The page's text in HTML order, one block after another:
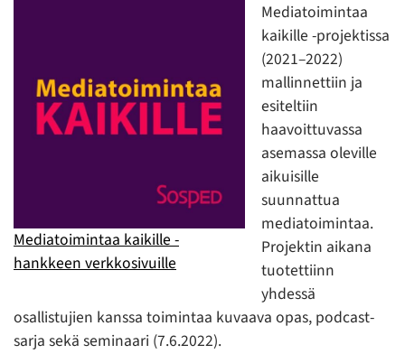
Mediatoimintaa kaikille -
hankkeen verkkosivuille
Mediatoimintaa
kaikille -projektissa
(2021–2022)
mallinnettiin ja
esiteltiin
haavoittuvassa
asemassa oleville
aikuisille
suunnattua
mediatoimintaa.
Projektin aikana
tuotettiinn
yhdessä
osallistujien kanssa toimintaa kuvaava opas, podcast-
sarja sekä seminaari (7.6.2022).